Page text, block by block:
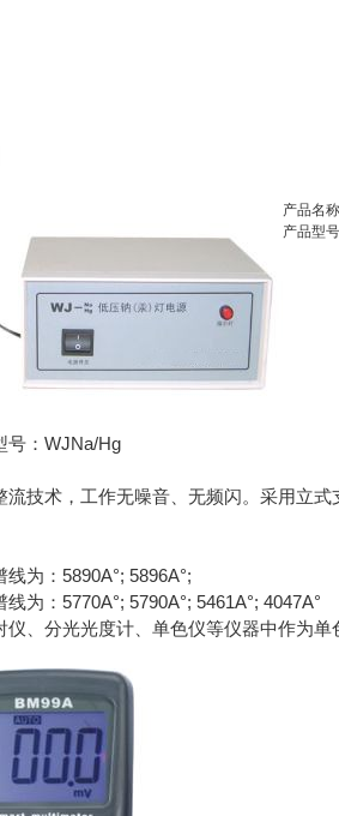
产品名
产品型
号：WJNa/Hg
流技术，工作无噪音、无频闪。采用立
为：5890A°; 5896A°;
为：5770A°; 5790A°; 5461A°; 4047A°
、分光光度计、单色仪等仪器中作为单